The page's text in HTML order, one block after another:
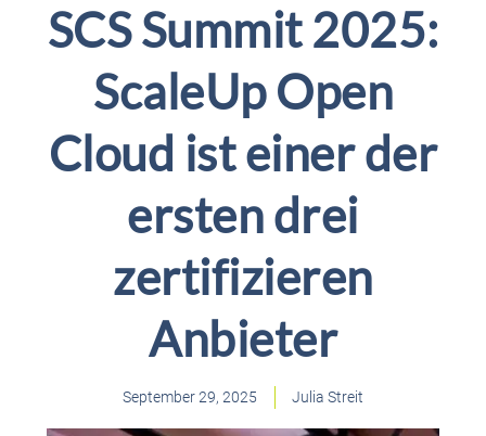
SCS Summit 2025:
ScaleUp Open
Cloud ist einer der
ersten drei
zertifizieren
Anbieter
September 29, 2025 Julia Streit